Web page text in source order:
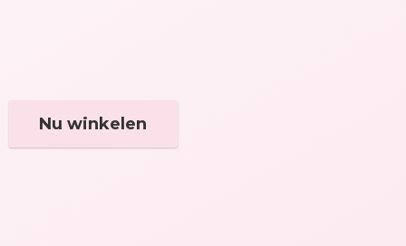
Nu winkelen